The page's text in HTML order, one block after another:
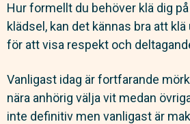
Hur formellt du behöver klä dig
klädsel, kan det kännas bra att
för att visa respekt och
Vanligast idag är fortfarande
nära anhörig välja vit medan
inte definitiv men vanligast är